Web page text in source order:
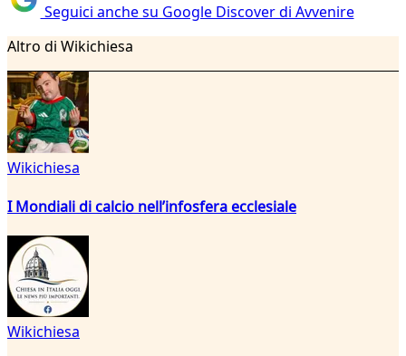
Seguici anche su Google Discover di Avvenire
Altro di Wikichiesa
Wikichiesa
I Mondiali di calcio nell’infosfera ecclesiale
Wikichiesa